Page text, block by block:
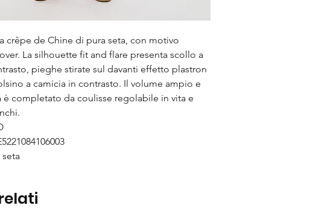
crêpe de Chine di pura seta, con motivo
La silhouette fit and flare presenta scollo a
pieghe stirate sul davanti effetto plastron
a camicia in contrasto. Il volume ampio e
completato da coulisse regolabile in vita e